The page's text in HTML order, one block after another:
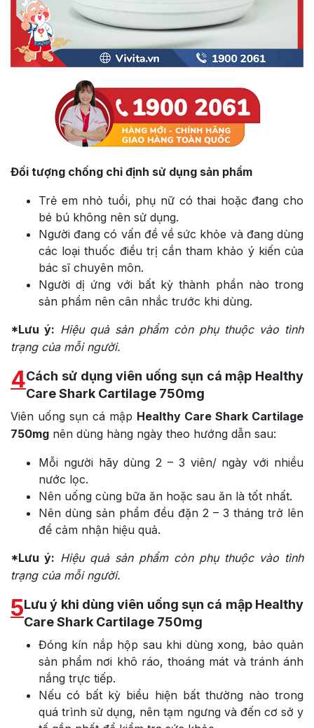
Đối tượng chống chỉ định sử dụng sản phẩm
Trẻ em nhỏ tuổi, phụ nữ có thai hoặc đang cho
bé bú không nên sử dụng.
Người đang có vấn đề về sức khỏe và đang dùng
các loại thuốc điều trị cần tham khảo ý kiến của
bác sĩ chuyên môn.
Người dị ứng với bất kỳ thành phần nào trong
sản phẩm nên cân nhắc trước khi dùng.
*Lưu ý: Hiệu quả sản phẩm còn phụ thuộc vào tình
trạng của mỗi người.
4Cách sử dụng viên uống sụn cá mập Healthy
Care Shark Cartilage 750mg
Viên uống sụn cá mập Healthy Care Shark Cartilage
750mg nên dùng hàng ngày theo hướng dẫn sau:
Mỗi người hãy dùng 2 – 3 viên/ ngày với nhiều
nước lọc.
Nên uống cùng bữa ăn hoặc sau ăn là tốt nhất.
Nên dùng sản phẩm đều đặn 2 – 3 tháng trở lên
để cảm nhận hiệu quả.
*Lưu ý: Hiệu quả sản phẩm còn phụ thuộc vào tình
trạng của mỗi người.
5Lưu ý khi dùng viên uống sụn cá mập Healthy
Care Shark Cartilage 750mg
Đóng kín nắp hộp sau khi dùng xong, bảo quản
sản phẩm nơi khô ráo, thoáng mát và tránh ánh
nắng trực tiếp.
Nếu có bất kỳ biểu hiện bất thường nào trong
quá trình sử dụng, nên tạm ngưng và đến cơ sở y